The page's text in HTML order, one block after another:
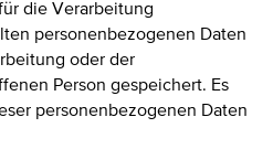
die Verarbeitung
personenbezogenen Daten
oder der
Person gespeichert. Es
personenbezogenen Daten